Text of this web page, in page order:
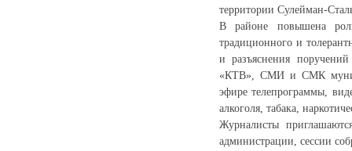
территории Сулейман-
В районе повышена
традиционного и
и разъяснения
«КТВ», СМИ и СМК
эфире телепрограммы,
алкоголя, табака,
Журналисты
администрации, сессии